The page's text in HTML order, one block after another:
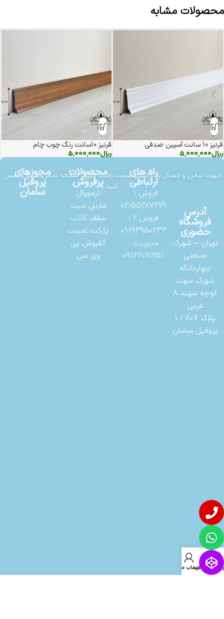
محصولات مشابه
قرنیز 10 سانت آسپین صدفی
ریال5,000,000
قرنیز 10سانت رنگ چوب چام
ریال5,000,000
جهت تماس و اتصال به واتساپ سمت راست پایین صفحه تماس سریع را لمس
کنید
آدرس
فروشگاه
حضوری
تهران – شهرک
صنعتی
چهاردانگه
شهرک سهند
کوچه سهند 8
غربی
پلاک 807 / 1
پروفیل سامان
راه های
ارتباطی
فروش 1 :
02155287279
فروش 2 :
09193950233
مدیریت :
09122091251
محصولات
پرفروش
ترمووال
ماربل شیت
سقف کاذب
پارکت لمینت
کفپوش پی
وی سی
مجوزهای
پروفیل
سامان
سبد خریدحساب من